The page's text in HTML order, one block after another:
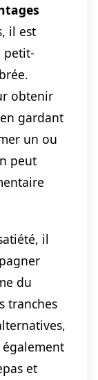
il est
petit-
obtenir
gardant
un ou
peut
il
du
tranches
également
et